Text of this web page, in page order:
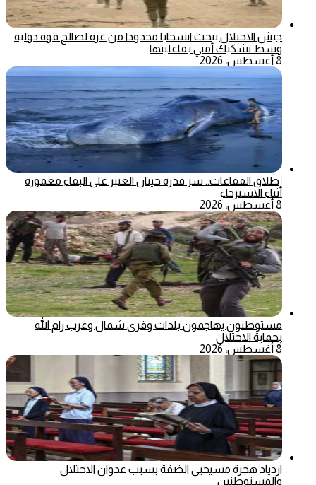
جيش الاحتلال يبحث انسحابا محدودا من غزة لصالح قوة دولية
وسط تشكيك أمني بفاعليتها
8 أغسطس، 2026
إطلاق الفقاعات.. سر قدرة حيتان العنبر على البقاء مغمورة
أثناء الاسترخاء
8 أغسطس، 2026
مستوطنون يهاجمون بلدات وقرى شمال وغرب رام الله
بحماية الاحتلال
8 أغسطس، 2026
ازدياد هجرة مسيحيي الضفة بسبب عدوان الاحتلال
والمستوطنين